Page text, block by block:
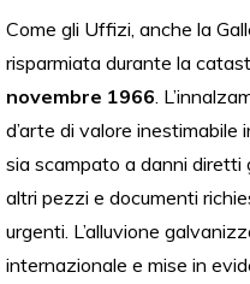
Come gli Uffizi, anche la
risparmiata durante la
novembre 1966 .
d’arte di valore
sia scampato a danni diretti
altri pezzi e documenti
urgenti. L’alluvione
internazionale e mise in